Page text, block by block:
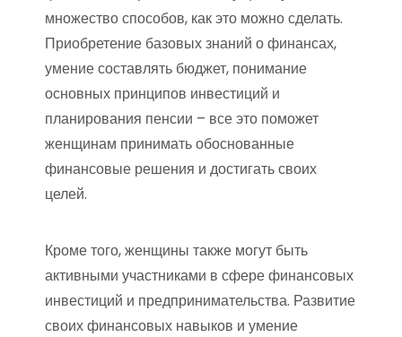
множество способов, как это можно сделать.
Приобретение базовых знаний о финансах,
умение составлять бюджет, понимание
основных принципов инвестиций и
планирования пенсии – все это поможет
женщинам принимать обоснованные
финансовые решения и достигать своих
целей.
Кроме того, женщины также могут быть
активными участниками в сфере финансовых
инвестиций и предпринимательства. Развитие
своих финансовых навыков и умение